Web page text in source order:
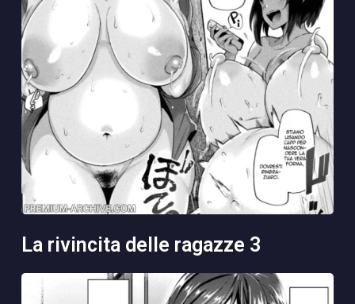
la rivincita delle ragazze 3